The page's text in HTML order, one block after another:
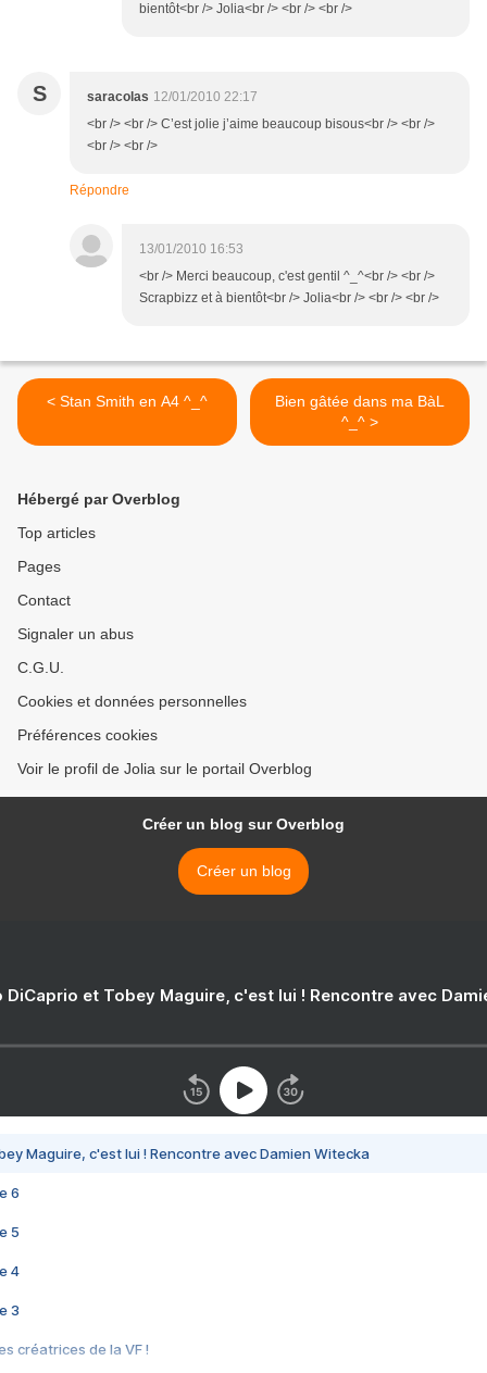
bientôt<br /> Jolia<br /> <br /> <br />
S saracolas 12/01/2010 22:17
<br /> <br /> C’est jolie j’aime beaucoup bisous<br /> <br />
<br /> <br />
Répondre
13/01/2010 16:53
<br /> Merci beaucoup, c'est gentil ^_^<br /> <br />
Scrapbizz et à bientôt<br /> Jolia<br /> <br /> <br />
< Stan Smith en A4 ^_^
Bien gâtée dans ma BàL
^_^ >
Hébergé par Overblog
Top articles
Pages
Contact
Signaler un abus
C.G.U.
Cookies et données personnelles
Préférences cookies
Voir le profil de Jolia sur le portail Overblog
Créer un blog sur Overblog
Créer un blog
DiCaprio et Tobey Maguire, c'est lui ! Rencontre avec
Maguire, c'est lui ! Rencontre avec Damien Witecka
6
5
4
3
créatrices de la VF !